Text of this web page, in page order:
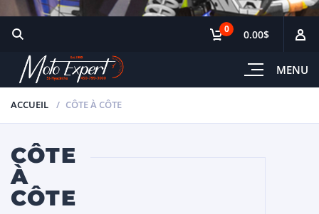
MENU
0 0.00$
ACCUEIL CÔTE À CÔTE
CÔTE
À
CÔTE